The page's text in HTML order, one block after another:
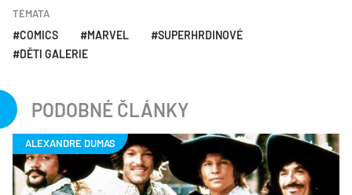
TÉMATA
COMICS MARVEL
SUPERHRDINOVÉ
DĚTI GALERIE
PODOBNÉ ČLÁNKY